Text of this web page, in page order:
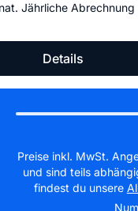
Jährliche Abrechnung
Details
Preise inkl. MwSt.
und sind teils
findest du unsere